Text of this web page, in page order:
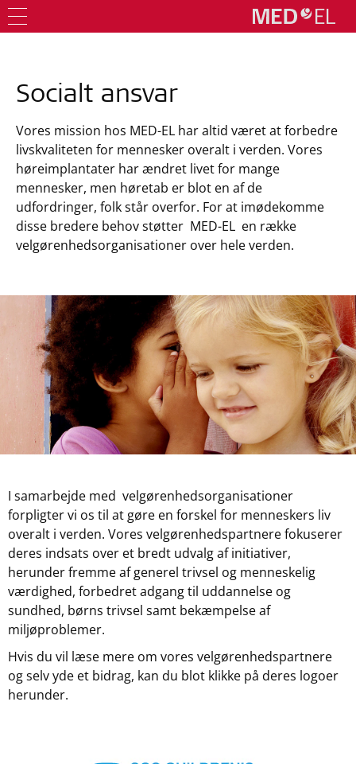
Socialt ansvar
Vores mission hos MED-EL har altid været at forbedre
livskvaliteten for mennesker overalt i verden. Vores
høreimplantater har ændret livet for mange
mennesker, men høretab er blot en af de
udfordringer, folk står overfor. For at imødekomme
disse bredere behov støtter MED-EL en række
velgørenhedsorganisationer over hele verden.
I samarbejde med velgørenhedsorganisationer
forpligter vi os til at gøre en forskel for menneskers liv
overalt i verden. Vores velgørenhedspartnere fokuserer
deres indsats over et bredt udvalg af initiativer,
herunder fremme af generel trivsel og menneskelig
værdighed, forbedret adgang til uddannelse og
sundhed, børns trivsel samt bekæmpelse af
miljøproblemer.
Hvis du vil læse mere om vores velgørenhedspartnere
og selv yde et bidrag, kan du blot klikke på deres logoer
herunder.